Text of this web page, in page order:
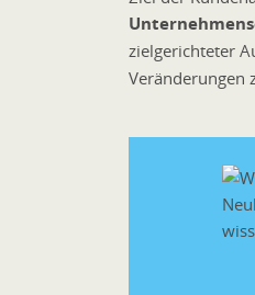
zielgerichteter
Veränderungen